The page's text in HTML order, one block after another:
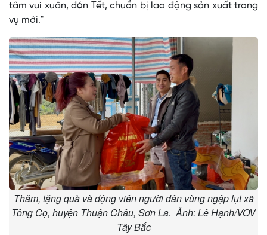
tâm vui xuân, đón Tết, chuẩn bị lao động sản xuất trong
vụ mới."
Thăm, tặng quà và động viên người dân vùng ngập lụt xã
Tông Cọ, huyện Thuận Châu, Sơn La. Ảnh: Lê Hạnh/VOV
Tây Bắc